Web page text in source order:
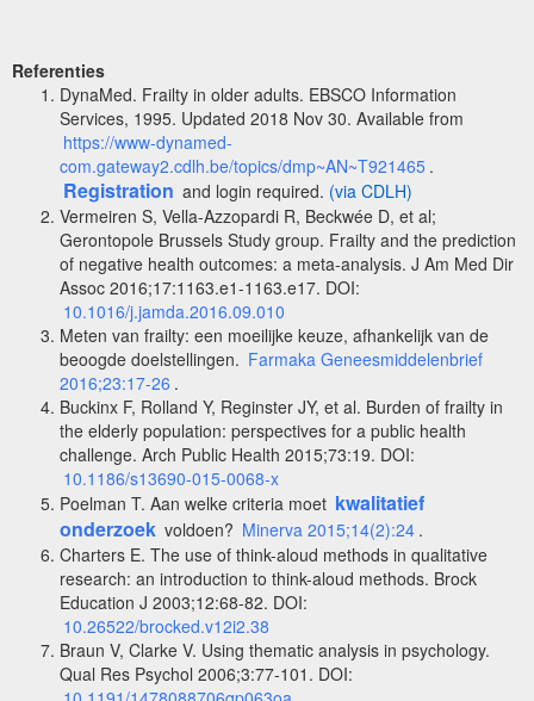
Referenties
DynaMed. Frailty in older adults. EBSCO Information
Services, 1995. Updated 2018 Nov 30. Available from
https://www-dynamed-
com.gateway2.cdlh.be/topics/dmp~AN~T921465 .
Registration and login required. (via CDLH)
Vermeiren S, Vella-Azzopardi R, Beckwée D, et al;
Gerontopole Brussels Study group. Frailty and the prediction
of negative health outcomes: a meta-analysis. J Am Med Dir
Assoc 2016;17:1163.e1-1163.e17. DOI:
10.1016/j.jamda.2016.09.010
Meten van frailty: een moeilijke keuze, afhankelijk van de
beoogde doelstellingen. Farmaka Geneesmiddelenbrief
2016;23:17-26 .
Buckinx F, Rolland Y, Reginster JY, et al. Burden of frailty in
the elderly population: perspectives for a public health
challenge. Arch Public Health 2015;73:19. DOI:
10.1186/s13690-015-0068-x
Poelman T. Aan welke criteria moet kwalitatief
onderzoek voldoen? Minerva 2015;14(2):24 .
Charters E. The use of think-aloud methods in qualitative
research: an introduction to think-aloud methods. Brock
Education J 2003;12:68-82. DOI:
10.26522/brocked.v12i2.38
Braun V, Clarke V. Using thematic analysis in psychology.
Qual Res Psychol 2006;3:77-101. DOI: